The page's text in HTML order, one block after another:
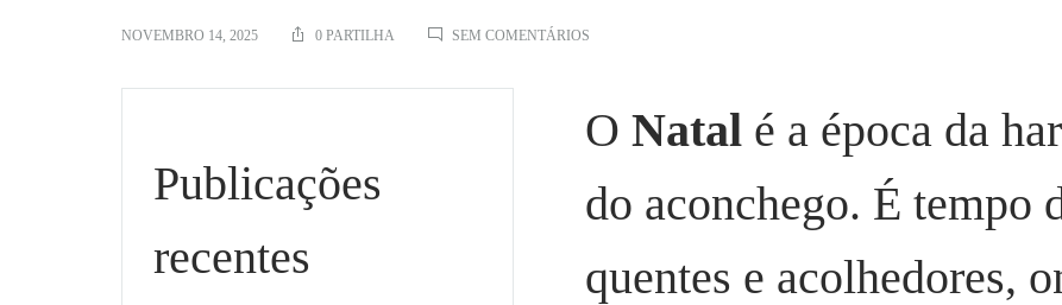
NOVEMBRO 14, 2025 0 PARTILHA SEM COMENTÁRIOS
DE
AROMATERAPIA:
PRESENTE
DE
PERFUMA,
EQUILIBRA
O Natal é a época da
do aconchego. É tempo
quentes e acolhedores,
Publicações
recentes